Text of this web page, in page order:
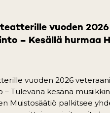
vuoden
– Kesällä hurmaa
vuoden 2026
– Tulevana kesänä
Muistosäätiö palkitsee